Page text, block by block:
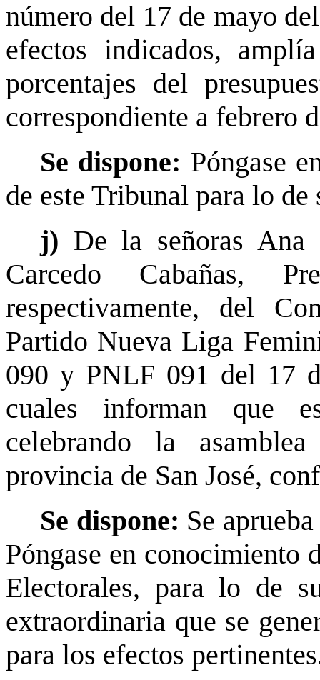
número del 17 de mayo
efectos indicados,
porcentajes del
correspondiente a febrero
Se dispone: Póngase
de este Tribunal para lo de
j) De la señoras Ana
Carcedo Cabañas,
respectivamente, del
Partido Nueva Liga
090 y PNLF 091 del 17
cuales informan que
celebrando la
provincia de San José,
Se dispone: Se
Póngase en conocimiento
Electorales, para lo de
extraordinaria que se
para los efectos